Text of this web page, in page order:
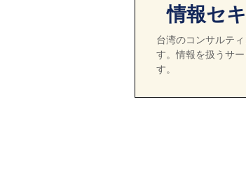
情報セ
台湾のコンサルテ
す。情報を扱うサ
す。